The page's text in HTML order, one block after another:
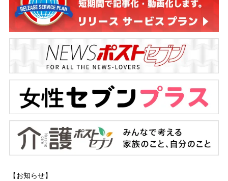
【お知らせ】